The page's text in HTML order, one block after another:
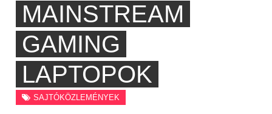
MAINSTREAM
GAMING
LAPTOPOK
SAJTÓKÖZLEMÉNYEK